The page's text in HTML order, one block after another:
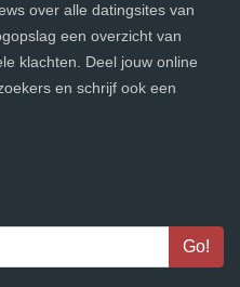
over alle datingsites van
een overzicht van
klachten. Deel jouw online
en schrijf ook een